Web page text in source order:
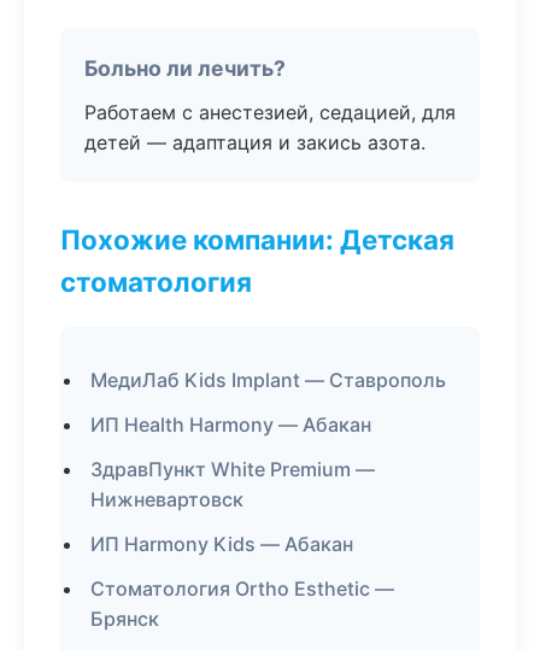
Больно ли лечить?
Работаем с анестезией, седацией, для
детей — адаптация и закись азота.
Похожие компании: Детская
стоматология
МедиЛаб Kids Implant — Ставрополь
ИП Health Harmony — Абакан
ЗдравПункт White Premium —
Нижневартовск
ИП Harmony Kids — Абакан
Стоматология Ortho Esthetic —
Брянск